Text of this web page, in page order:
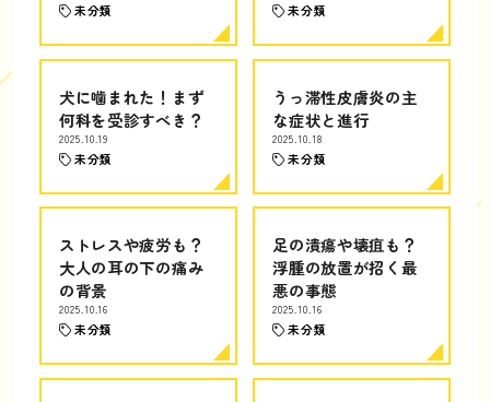
未分類 未分類
犬に噛まれた！まず
何科を受診すべき？
2025.10.19
未分類
うっ滞性皮膚炎の主
な症状と進行
2025.10.18
未分類
ストレスや疲労も？
大人の耳の下の痛み
の背景
2025.10.16
未分類
足の潰瘍や壊疽も？
浮腫の放置が招く最
悪の事態
2025.10.16
未分類